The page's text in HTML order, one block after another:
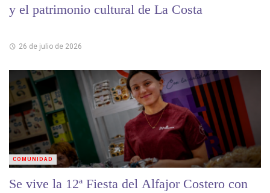
y el patrimonio cultural de La Costa
26 de julio de 2026
Se vive la 12ª Fiesta del Alfajor Costero con
COMUNIDAD